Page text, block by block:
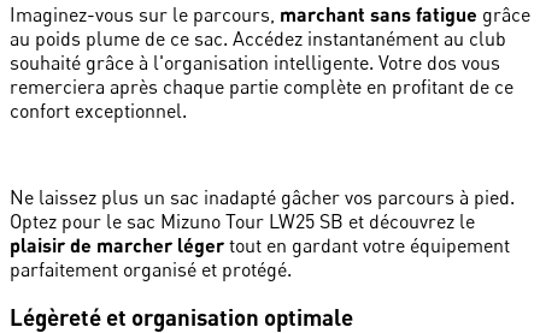
Imaginez-vous sur le parcours, marchant sans fatigue grâce
au poids plume de ce sac. Accédez instantanément au club
souhaité grâce à l'organisation intelligente. Votre dos vous
remerciera après chaque partie complète en profitant de ce
confort exceptionnel.
Ne laissez plus un sac inadapté gâcher vos parcours à pied.
Optez pour le sac Mizuno Tour LW25 SB et découvrez le
plaisir de marcher léger tout en gardant votre équipement
parfaitement organisé et protégé.
Légèreté et organisation optimale